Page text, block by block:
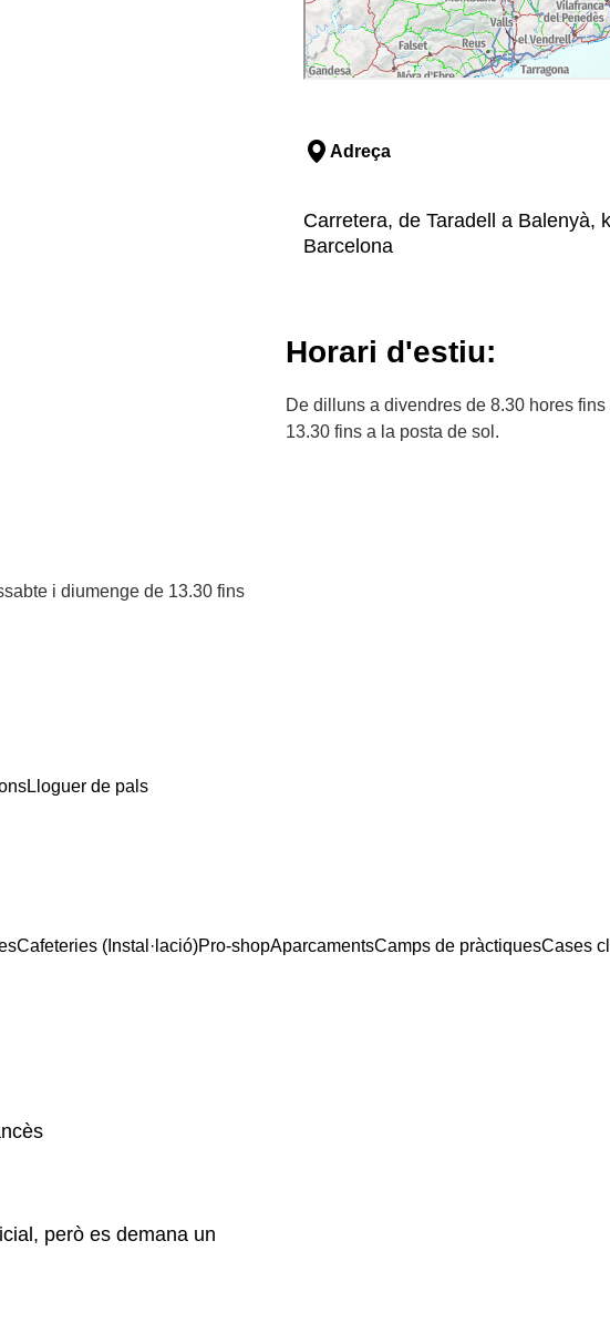
Adreça
Carretera, de Taradell a Balenyà,
Barcelona
Horari d'estiu:
De dilluns a divendres de 8.30 hores
13.30 fins a la posta de sol.
i diumenge de 13.30 fins
Lloguer de pals
Cafeteries (Instal·lació)Pro-shopAparcamentsCamps de pràctiquesCases
però es demana un